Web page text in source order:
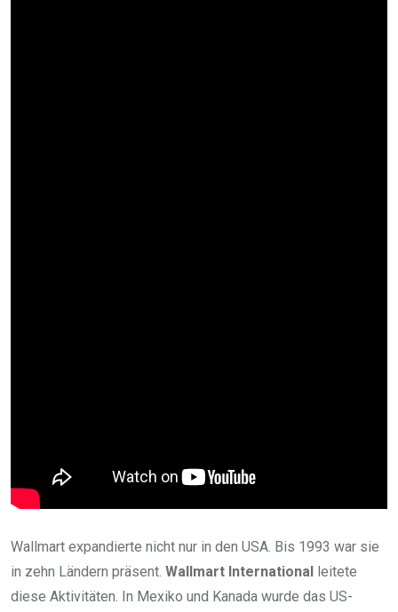
Wallmart expandierte nicht nur in den USA. Bis 1993 war sie
in zehn Ländern präsent. Wallmart International
leitete
diese Aktivitäten. In Mexiko und Kanada wurde das US-